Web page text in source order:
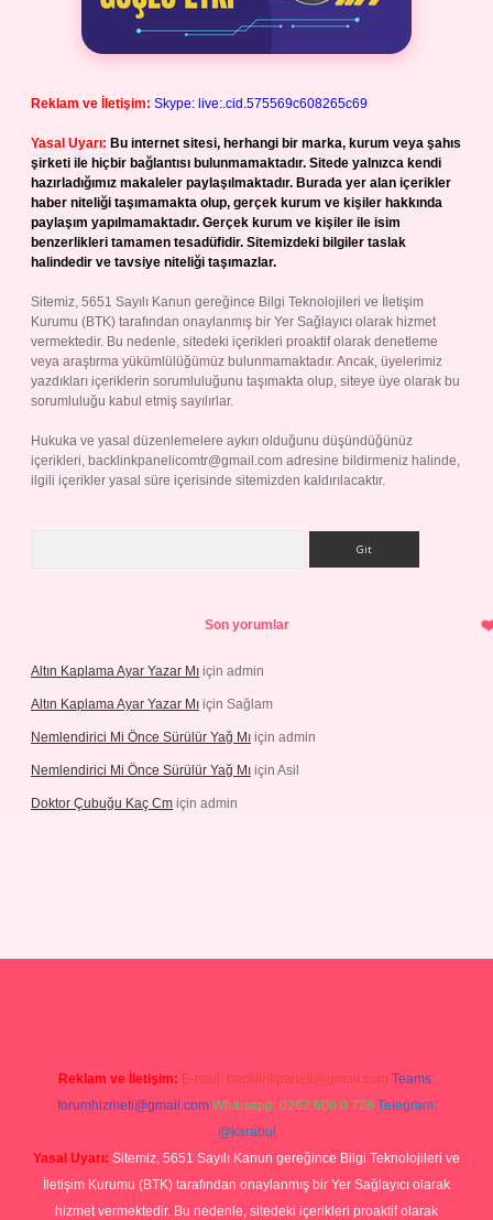
Reklam ve İletişim: Skype: live:.cid.575569c608265c69
Yasal Uyarı: Bu internet sitesi, herhangi bir marka, kurum veya şahıs
şirketi ile hiçbir bağlantısı bulunmamaktadır. Sitede yalnızca kendi
hazırladığımız makaleler paylaşılmaktadır. Burada yer alan içerikler
haber niteliği taşımamakta olup, gerçek kurum ve kişiler hakkında
paylaşım yapılmamaktadır. Gerçek kurum ve kişiler ile isim
benzerlikleri tamamen tesadüfidir. Sitemizdeki bilgiler taslak
halindedir ve tavsiye niteliği taşımazlar.
Sitemiz, 5651 Sayılı Kanun gereğince Bilgi Teknolojileri ve İletişim
Kurumu (BTK) tarafından onaylanmış bir Yer Sağlayıcı olarak hizmet
vermektedir. Bu nedenle, sitedeki içerikleri proaktif olarak denetleme
veya araştırma yükümlülüğümüz bulunmamaktadır. Ancak, üyelerimiz
yazdıkları içeriklerin sorumluluğunu taşımakta olup, siteye üye olarak bu
sorumluluğu kabul etmiş sayılırlar.
Hukuka ve yasal düzenlemelere aykırı olduğunu düşündüğünüz
içerikleri, backlinkpanelicomtr@gmail.com adresine bildirmeniz halinde,
ilgili içerikler yasal süre içerisinde sitemizden kaldırılacaktır.
Son yorumlar
Altın Kaplama Ayar Yazar Mı için admin
Altın Kaplama Ayar Yazar Mı için Sağlam
Nemlendirici Mi Önce Sürülür Yağ Mı için admin
Nemlendirici Mi Önce Sürülür Yağ Mı için Asil
Doktor Çubuğu Kaç Cm için admin
Reklam ve İletişim: E-mail: backlinkpaneli@gmail.com Teams:
forumhizmeti@gmail.com Whatsapp: 0262 606 0 726 Telegram:
@karabul
Yasal Uyarı: Sitemiz, 5651 Sayılı Kanun gereğince Bilgi Teknolojileri ve
İletişim Kurumu (BTK) tarafından onaylanmış bir Yer Sağlayıcı olarak
hizmet vermektedir. Bu nedenle, sitedeki içerikleri proaktif olarak